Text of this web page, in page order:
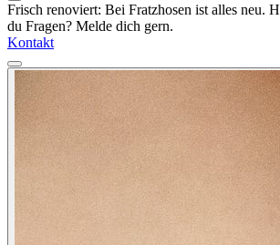
Frisch renoviert: Bei Fratzhosen ist alles neu.
du Fragen? Melde dich gern.
Kontakt